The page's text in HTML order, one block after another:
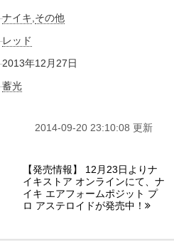
ナイキ その他
レッド
2013年12月27日
蓄光
2014-09-20 23:10:08 更新
【発売情報】 12月23日よりナ
イキストア オンラインにて、ナ
イキ エアフォームポジット プ
ロ アステロイドが発売中！